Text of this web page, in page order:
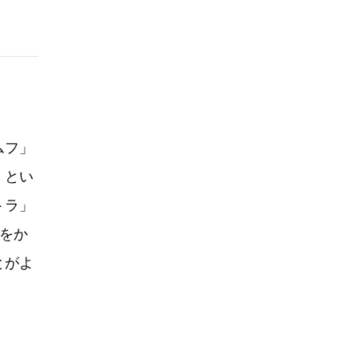
」
とい
」
か
よ